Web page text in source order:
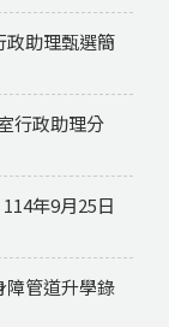
政助理甄選簡
行政助理分
年9月25日
障管道升學錄